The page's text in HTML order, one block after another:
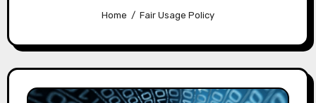
Home Fair Usage Policy